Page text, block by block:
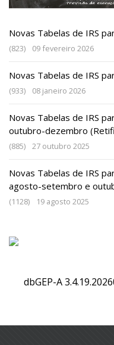
Novas Tabelas de IRS
(823) 09 fevereiro 2026
Novas Tabelas de IRS
(933) 08 janeiro 2026
Novas Tabelas de IRS
outubro-dezembro
(885) 27 outubro 2025
Novas Tabelas de IRS
agosto-setembro e
(1128) 19 agosto 2025
dbGEP-C
dbGEP-A